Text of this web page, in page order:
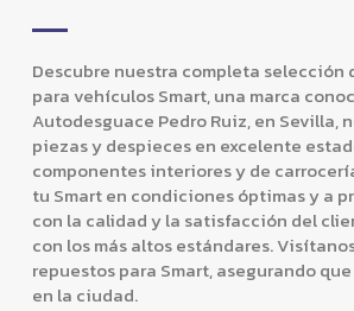
Descubre nuestra completa
para vehículos Smart, una marca
Autodesguace Pedro Ruiz, en Sevilla,
piezas y despieces en excelente
componentes interiores y de
tu Smart en condiciones óptimas y a
con la calidad y la satisfacción del
con los más altos estándares.
repuestos para Smart, asegurando
en la ciudad.